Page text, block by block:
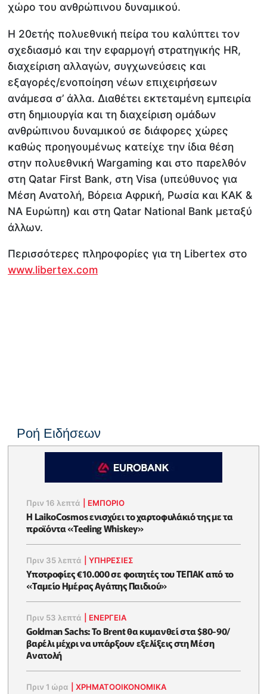
χώρο του ανθρώπινου δυναμικού.
Η 20ετής πολυεθνική πείρα του καλύπτει τον
σχεδιασμό και την εφαρμογή στρατηγικής HR,
διαχείριση αλλαγών, συγχωνεύσεις και
εξαγορές/ενοποίηση νέων επιχειρήσεων
ανάμεσα σ’ άλλα. Διαθέτει εκτεταμένη εμπειρία
στη δημιουργία και τη διαχείριση ομάδων
ανθρώπινου δυναμικού σε διάφορες χώρες
καθώς προηγουμένως κατείχε την ίδια θέση
στην πολυεθνική Wargaming και στο παρελθόν
στη Qatar First Bank, στη Visa (υπεύθυνος για
Μέση Ανατολή, Βόρεια Αφρική, Ρωσία και ΚΑΚ &
ΝΑ Ευρώπη) και στη Qatar National Bank μεταξύ
άλλων.
Περισσότερες πληροφορίες για τη Libertex στο
www.libertex.com
Ροή Ειδήσεων
Πριν 16 λεπτά ΕΜΠΟΡΙΟ
Η LaikoCosmos ενισχύει το χαρτοφυλάκιό της με τα
προϊόντα «Teeling Whiskey»
Πριν 35 λεπτά |ΥΠΗΡΕΣΙΕΣ
Υποτροφίες €10.000 σε φοιτητές του ΤΕΠΑΚ από το
«Ταμείο Ημέρας Αγάπης Παιδιού»
Πριν 53 λεπτά ΕΝΈΡΓΕΙΑ
Goldman Sachs: Το Brent θα κυμανθεί στα $80-90/
βαρέλι μέχρι να υπάρξουν εξελίξεις στη Μέση
Ανατολή
Πριν 1 ώρα |ΧΡΗΜΑΤΟΟΙΚΟΝΟΜΙΚΆ